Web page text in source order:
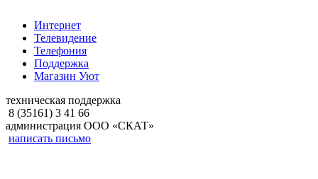
Интернет
Телевидение
Телефония
Поддержка
Магазин Уют
техническая поддержка
8 (35161) 3 41 66
администрация ООО «СКАТ»
написать письмо